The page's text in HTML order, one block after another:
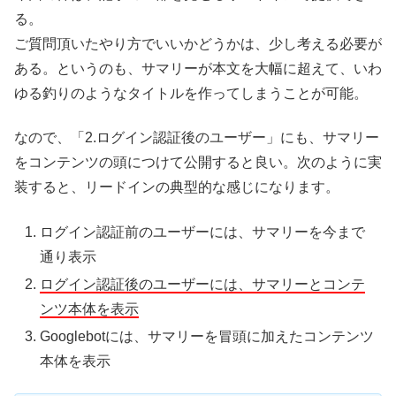
る。
ご質問頂いたやり方でいいかどうかは、少し考える必要が
ある。というのも、サマリーが本文を大幅に超えて、いわ
ゆる釣りのようなタイトルを作ってしまうことが可能。
なので、「2.ログイン認証後のユーザー」にも、サマリー
をコンテンツの頭につけて公開すると良い。次のように実
装すると、リードインの典型的な感じになります。
ログイン認証前のユーザーには、サマリーを今まで
通り表示
ログイン認証後のユーザーには、サマリーとコンテ
ンツ本体を表示
Googlebotには、サマリーを冒頭に加えたコンテンツ
本体を表示